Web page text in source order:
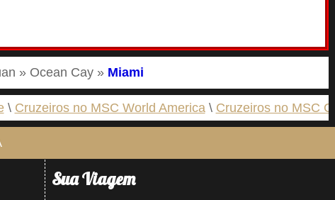
» Ocean Cay » Miami
Cruzeiros no MSC World America Cruzeiros no MSC
Sua Viagem